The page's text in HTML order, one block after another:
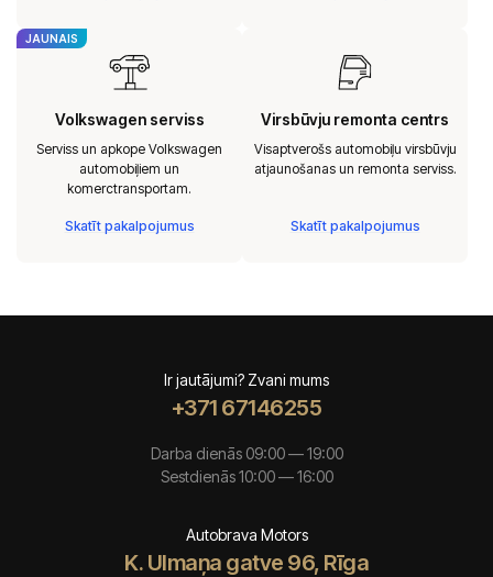
JAUNAIS
Volkswagen serviss
Serviss un apkope Volkswagen
automobiļiem un
komerctransportam.
Skatīt pakalpojumus
Virsbūvju remonta centrs
Visaptverošs automobiļu virsbūvju
atjaunošanas un remonta serviss.
Skatīt pakalpojumus
Ir jautājumi? Zvani mums
+371 67146255
Darba dienās 09:00 — 19:00
Sestdienās 10:00 — 16:00
Autobrava Motors
K. Ulmaņa gatve 96, Rīga